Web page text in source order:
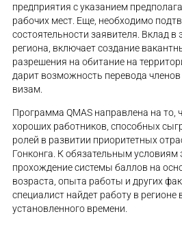
предприятия с указанием
рабочих мест. Еще, необходимо
состоятельности заявителя. Вклад в
региона, включает создание
разрешения на обитание на
дарит возможность перевода
визам.
Программа QMAS направлена на то,
хороших работников, способных
ролей в развитии приоритетных
Гонконга. К обязательным
прохождение системы баллов на
возраста, опыта работы и других
специалист найдет работу в регионе
установленного времени.